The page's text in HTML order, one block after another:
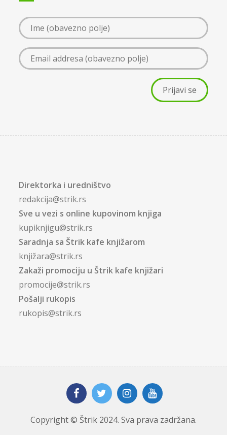
Direktorka i uredništvo
redakcija@strik.rs
Sve u vezi s online kupovinom knjiga
kupiknjigu@strik.rs
Saradnja sa Štrik kafe knjižarom
knjižara@strik.rs
Zakaži promociju u Štrik kafe knjižari
promocije@strik.rs
Pošalji rukopis
rukopis@strik.rs
Copyright © Štrik 2024. Sva prava zadržana.